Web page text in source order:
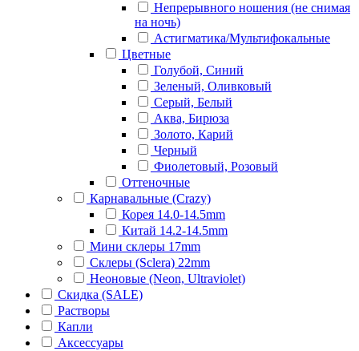
Непрерывного ношения (не снимая
на ночь)
Астигматика/Мультифокальные
Цветные
Голубой, Синий
Зеленый, Оливковый
Серый, Белый
Аква, Бирюза
Золото, Карий
Черный
Фиолетовый, Розовый
Оттеночные
Карнавальные (Crazy)
Корея 14.0-14.5mm
Китай 14.2-14.5mm
Мини склеры 17mm
Склеры (Sclera) 22mm
Неоновые (Neon, Ultraviolet)
Скидка (SALE)
Растворы
Капли
Аксессуары